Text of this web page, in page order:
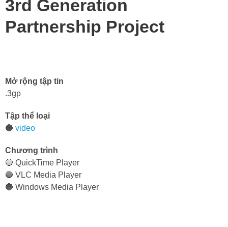
3rd Generation
Partnership Project
Mở rộng tập tin
.3gp
Tập thể loại
🔵 video
Chương trình
🔵 QuickTime Player
🔵 VLC Media Player
🔵 Windows Media Player